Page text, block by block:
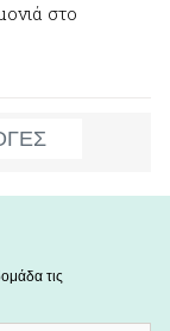
στο
τις